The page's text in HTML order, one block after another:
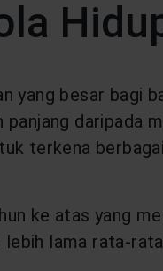
yang besar bagi
daripada
terkena
ke atas yang
lama rata-